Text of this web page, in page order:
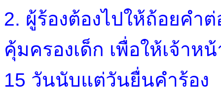
2. ผู้ร้องต้องไปให้ถ้อยคำ
คุ้มครองเด็ก เพื่อให้เจ้า
15 วันนับแต่วันยื่นคำร้อง